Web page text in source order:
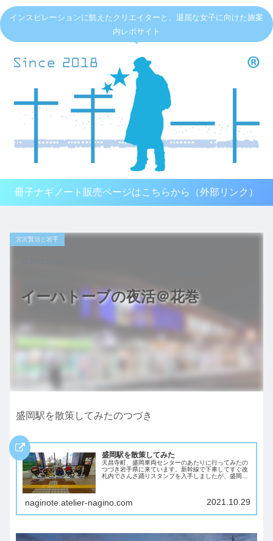
インスピレーションに飢えたクリエイターと、退屈な女子に向けた旅案
内レポサイト
冊子ナギノート販売ページはこちらから（外部リンク）
イーハトーブの夜活＠花巻
宮沢賢治と岩手
盛岡駅を散策してみたのつづき
盛岡駅を散策してみた
天昌寺町、盛岡車両センターのあたりに行ってみたの
つづき岩手県に来ています。新幹線で下車してすぐ改
札内でさんさ踊りスタンプを入手しましたが、盛岡駅
naginote.atelier-nagino.com 2021.10.29